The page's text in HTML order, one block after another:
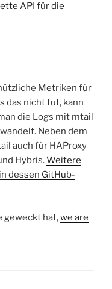
API für die
Metriken für
das nicht tut, kann
die Logs mit mtail
Neben dem
auch für HAProxy
Hybris.Weitere
dessen GitHub-
geweckt hat,we are